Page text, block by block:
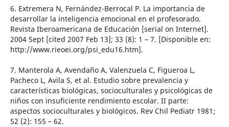
6. Extremera N, Fernández-Berrocal P. La importancia de
desarrollar la inteligencia emocional en el profesorado.
Revista Iberoamericana de Educación [serial on Internet].
2004 Sept [cited 2007 Feb 13]; 33 (8): 1 – 7. [Disponible en:
http://www.rieoei.org/psi_edu16.htm].
7. Manterola A, Avendaño A, Valenzuela C, Figueroa L,
Pacheco L, Avila S, et al. Estudio sobre prevalencia y
características biológicas, socioculturales y psicológicas de
niños con insuficiente rendimiento escolar. II parte:
aspectos socioculturales y biológicos. Rev Chil Pediatr 1981;
52 (2): 155 – 62.